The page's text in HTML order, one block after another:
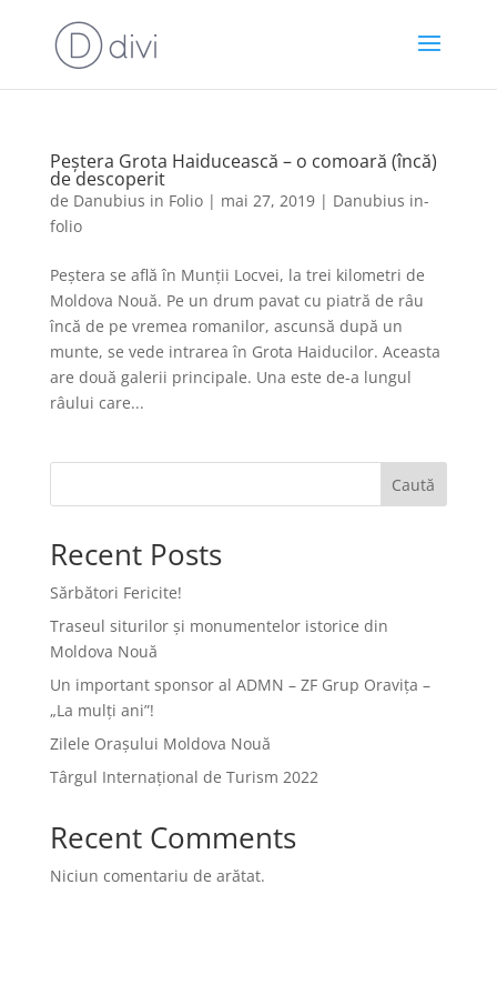
Peștera Grota Haiducească – o comoară (încă)
de descoperit
de Danubius in Folio| mai 27, 2019| Danubius in-
folio
Peștera se află în Munții Locvei, la trei kilometri de
Moldova Nouă. Pe un drum pavat cu piatră de râu
încă de pe vremea romanilor, ascunsă după un
munte, se vede intrarea în Grota Haiducilor. Aceasta
are două galerii principale. Una este de-a lungul
râului care...
Caută
Recent Posts
Sărbători Fericite!
Traseul siturilor și monumentelor istorice din
Moldova Nouă
Un important sponsor al ADMN – ZF Grup Oravița –
„La mulți ani”!
Zilele Orașului Moldova Nouă
Târgul Internațional de Turism 2022
Recent Comments
Niciun comentariu de arătat.